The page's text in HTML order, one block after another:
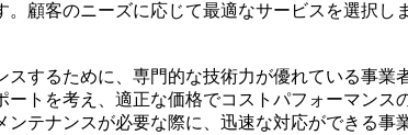
顧客のニーズに応じて最適なサービスを選択し
するために、専門的な技術力が優れている事業
トを考え、適正な価格でコストパフォーマンス
テナンスが必要な際に、迅速な対応ができる事